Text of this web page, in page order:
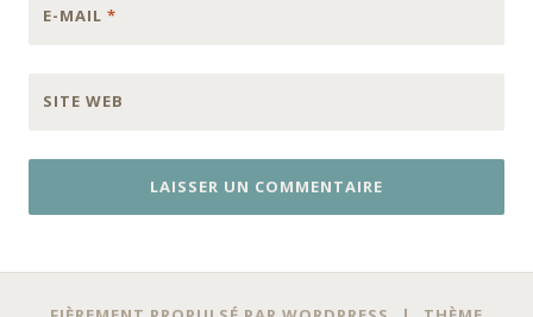
E-MAIL *
SITE WEB